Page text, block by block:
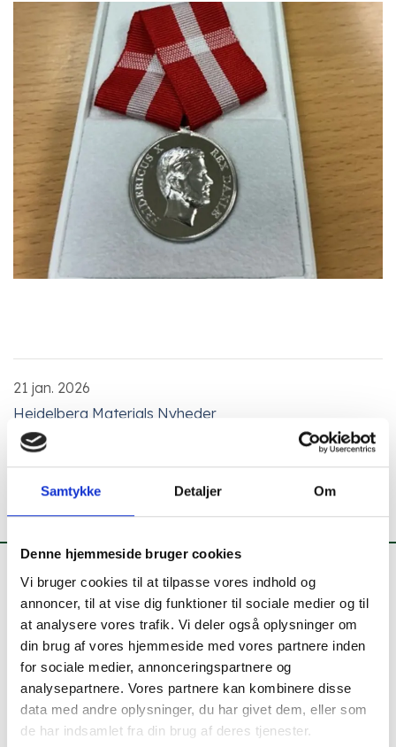
Samtykke Detaljer Om
Denne hjemmeside bruger cookies
Vi bruger cookies til at tilpasse vores indhold og
annoncer, til at vise dig funktioner til sociale medier og til
at analysere vores trafik. Vi deler også oplysninger om
din brug af vores hjemmeside med vores partnere inden
for sociale medier, annonceringspartnere og
analysepartnere. Vores partnere kan kombinere disse
data med andre oplysninger, du har givet dem, eller som
de har indsamlet fra din brug af deres tjenester.
21 jan. 2026
Heidelberg Materials Nyheder
Home
Nyheder
Kontakt os, mød os
Mads Clausens Vej 58
6360 Tinglev
Tlf.+45 72 17 10 00
CVR nr.: 33255047
Fakturaer sendes til: